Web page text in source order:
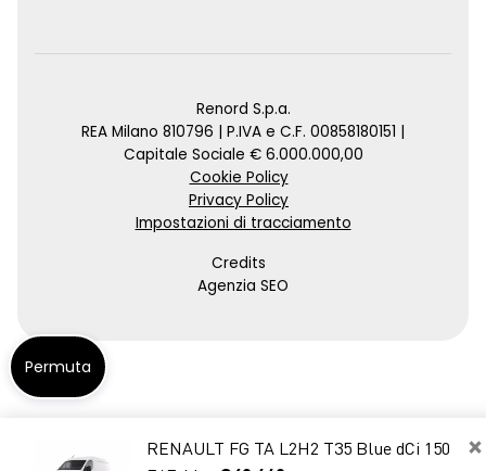
×
RENAULT FG TA L2H2 T35 Blue dCi 150
Renord S.p.a.
REA Milano 810796 | P.IVA e C.F. 00858180151 |
Capitale Sociale € 6.000.000,00
Cookie Policy
Privacy Policy
Impostazioni di tracciamento
Credits
Agenzia SEO
Permuta